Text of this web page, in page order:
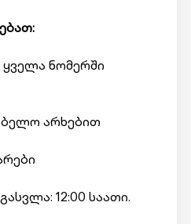
ნომერში
არხებით
12:00 საათი.